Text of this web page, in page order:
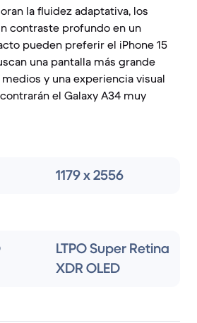
la fluidez adaptativa, los
contraste profundo en un
pueden preferir el iPhone 15
una pantalla más grande
y una experiencia visual
el Galaxy A34 muy
1179 x 2556
LTPO Super Retina
XDR OLED